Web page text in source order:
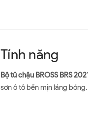
Tính năng
Bộ tủ chậu BROSS BRS
sơn ô tô bền mịn láng